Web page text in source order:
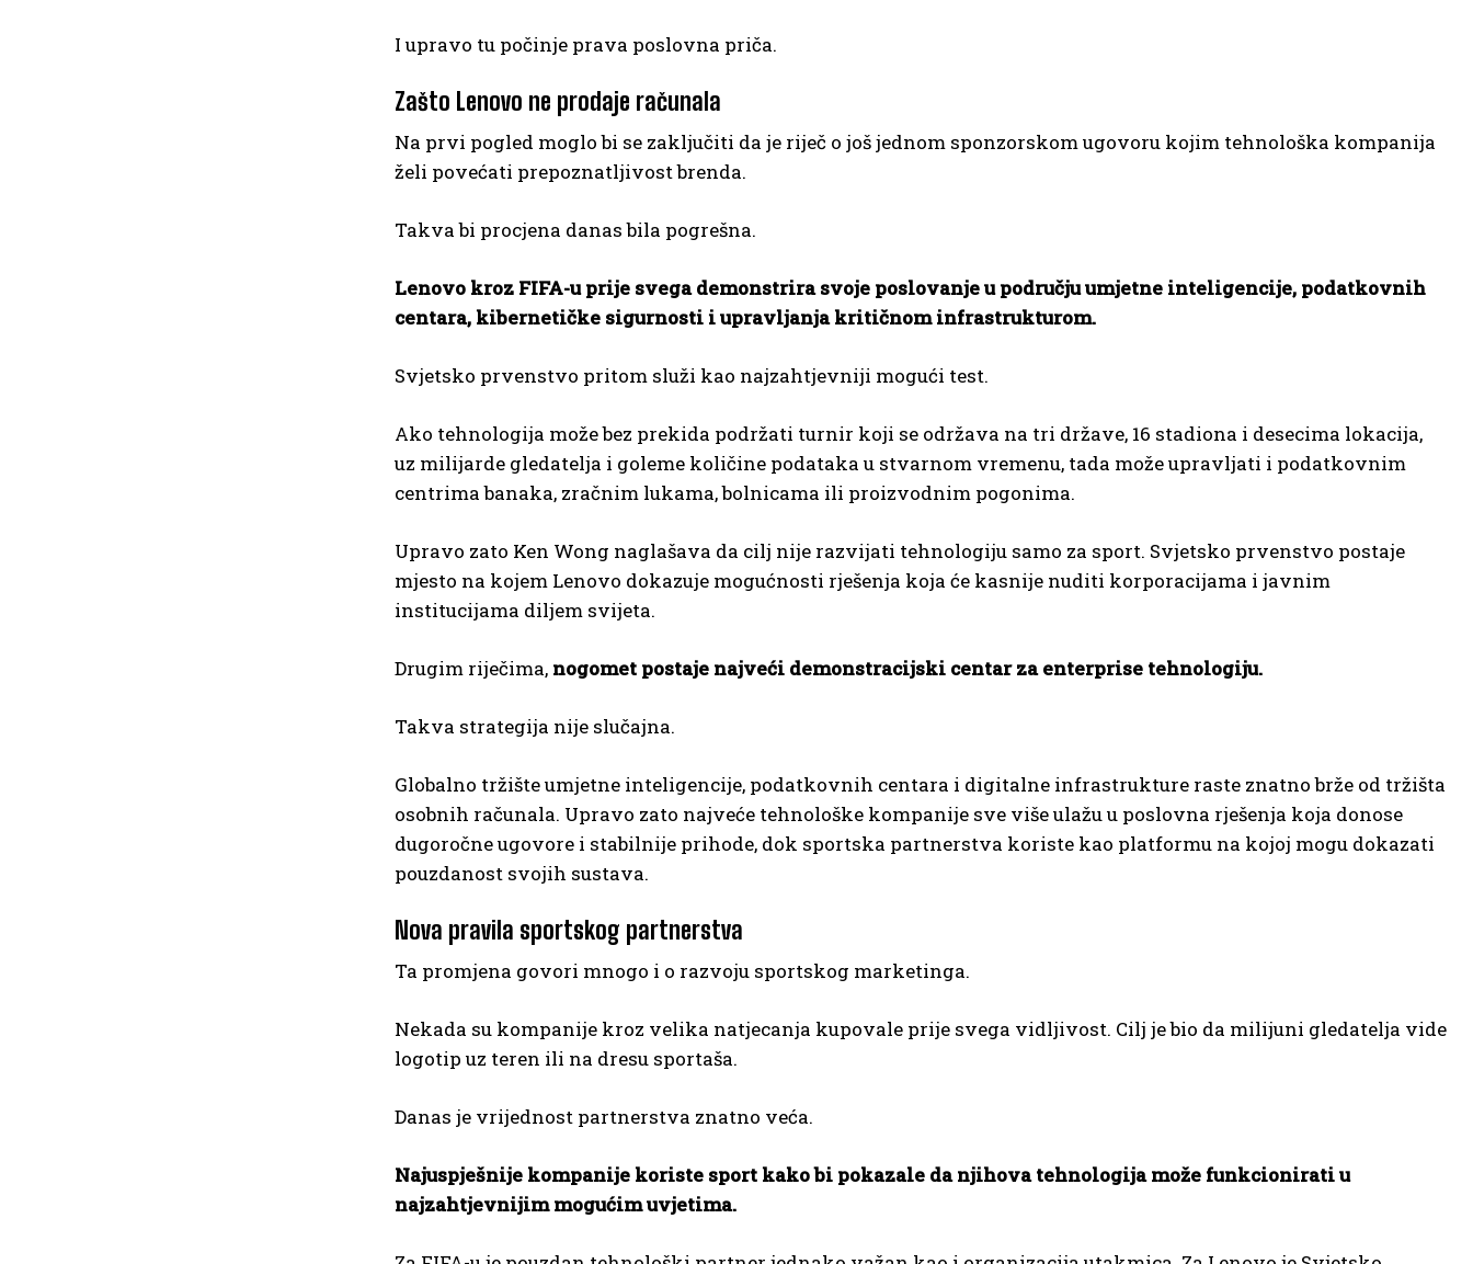
I upravo tu počinje prava poslovna priča.
Zašto Lenovo ne prodaje računala
Na prvi pogled moglo bi se zaključiti da je riječ o još jednom sponzorskom ugovoru kojim tehnološka kompanija
želi povećati prepoznatljivost brenda.
Takva bi procjena danas bila pogrešna.
Lenovo kroz FIFA-u prije svega demonstrira svoje poslovanje u području umjetne inteligencije, podatkovnih
centara, kibernetičke sigurnosti i upravljanja kritičnom infrastrukturom.
Svjetsko prvenstvo pritom služi kao najzahtjevniji mogući test.
Ako tehnologija može bez prekida podržati turnir koji se održava na tri države, 16 stadiona i desecima lokacija,
uz milijarde gledatelja i goleme količine podataka u stvarnom vremenu, tada može upravljati i podatkovnim
centrima banaka, zračnim lukama, bolnicama ili proizvodnim pogonima.
Upravo zato Ken Wong naglašava da cilj nije razvijati tehnologiju samo za sport. Svjetsko prvenstvo postaje
mjesto na kojem Lenovo dokazuje mogućnosti rješenja koja će kasnije nuditi korporacijama i javnim
institucijama diljem svijeta.
Drugim riječima, nogomet postaje najveći demonstracijski centar za enterprise tehnologiju.
Takva strategija nije slučajna.
Globalno tržište umjetne inteligencije, podatkovnih centara i digitalne infrastrukture raste znatno brže od tržišta
osobnih računala. Upravo zato najveće tehnološke kompanije sve više ulažu u poslovna rješenja koja donose
dugoročne ugovore i stabilnije prihode, dok sportska partnerstva koriste kao platformu na kojoj mogu dokazati
pouzdanost svojih sustava.
Nova pravila sportskog partnerstva
Ta promjena govori mnogo i o razvoju sportskog marketinga.
Nekada su kompanije kroz velika natjecanja kupovale prije svega vidljivost. Cilj je bio da milijuni gledatelja vide
logotip uz teren ili na dresu sportaša.
Danas je vrijednost partnerstva znatno veća.
Najuspješnije kompanije koriste sport kako bi pokazale da njihova tehnologija može funkcionirati u
najzahtjevnijim mogućim uvjetima.